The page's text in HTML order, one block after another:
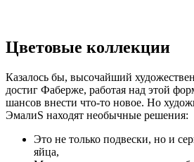
Цветовые коллекции
Казалось бы, высочайший
достиг Фаберже, работая над этой
шансов внести что-то новое. Но
ЭмалиS находят необычные решения:
Это не только подвески, но и
яйца,